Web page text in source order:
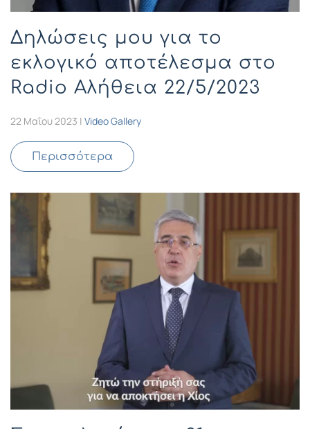
Δηλώσεις μου για το
εκλογικό αποτέλεσμα στο
Radio Αλήθεια 22/5/2023
22 Μαΐου 2023 | Video Gallery
Περισσότερα